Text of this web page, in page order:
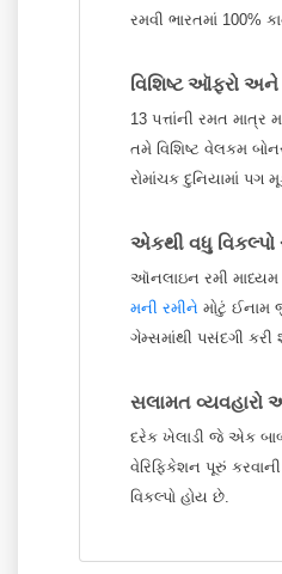
રમવી ભારતમાં 100%
વિશિષ્ટ ઑફરો અને
13 પત્તાંની રમત
તમે વિશિષ્ટ વેલકમ
રોમાંચક દુનિયામાં પગ
એકથી વધુ વિકલ્પો
ઑનલાઇન રમી માધ્યમ
મની રમીને મોટું ઈનામ
ગેમ્સમાંથી પસંદગી કરી
સલામત વ્યવહારો
દરેક ખેલાડી જે એક
વેરિફિકેશન પૂરું
વિકલ્પો હોય છે.